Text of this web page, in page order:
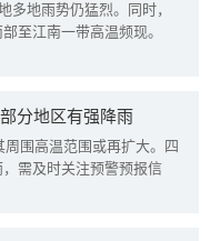
多地雨势仍猛烈。同时，
至江南一带高温频现。
分地区有强降雨
围高温范围或再扩大。四
需及时关注预警预报信